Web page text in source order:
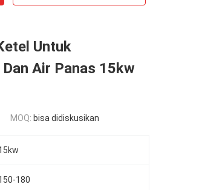
Untuk
Air Panas 15kw
MOQ: bisa didiskusikan
180